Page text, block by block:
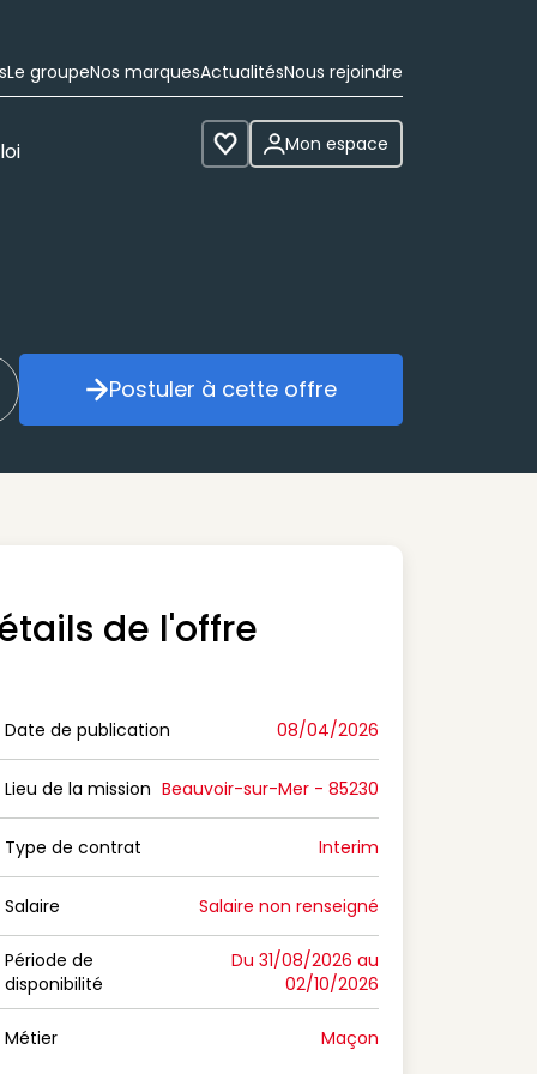
Le groupeNos marquesActualitésNous rejoindre
Voir les favoris
Mon espace
mon alerte Postuler à cette offre
Postuler à cette offre
de l'offre
Date de publication
Date de publication 08/04/2026
Lieu de la mission
Lieu de la mission Beauvoir-sur-Mer - 85230
Type de contrat
Type de contrat Interim
Salaire
Salaire Salaire non renseigné
Période de disponibilité
Période de
disponibilité
Du 31/08/2026 au
02/10/2026
Métier Maçon